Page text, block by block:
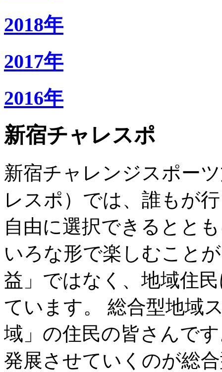
2018年
2017年
2016年
新宿チャレスポ
新宿チャレンジスポー
レスポ）では、誰もが
自由に選択できるとと
いろな形で楽しむこと
益」ではなく、地域住
ています。 総合型地域
域」の住民の皆さんで
発展させていくのが総